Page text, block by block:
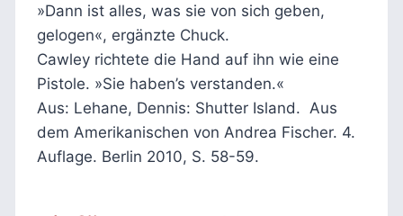
»Dann ist alles, was sie von sich geben,
gelogen«, ergänzte Chuck.
Cawley richtete die Hand auf ihn wie eine
Pistole. »Sie haben’s verstanden.«
Aus: Lehane, Dennis: Shutter Island. Aus
dem Amerikanischen von Andrea Fischer. 4.
Auflage. Berlin 2010, S. 58-59.